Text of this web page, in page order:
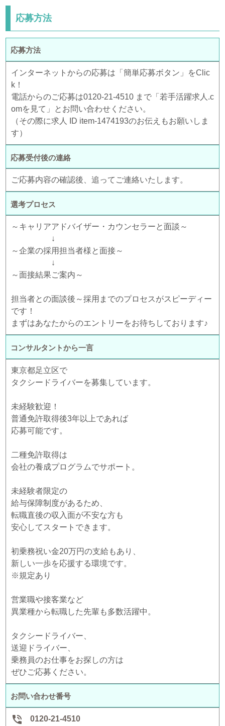
応募方法
応募方法
インターネットからの応募は「簡単応募ボタン」をClic
k！
電話からのご応募は0120-21-4510 まで「若手活躍求人.c
omを見て」とお問い合わせください。
（その際に求人 ID item-1474193のお伝えもお願いしま
す）
応募受付後の連絡
ご応募内容の確認後、追ってご連絡いたします。
選考プロセス
～キャリアアドバイザー・カウンセラーと面談～
↓
～企業の採用担当者様と面接～
↓
～面接結果ご案内～
担当者との面談後～採用までのプロセスがスピーディー
です！
まずはあなたからのエントリーをお待ちしております♪
コンサルタントから一言
東京都足立区で
タクシードライバーを募集しています。
未経験歓迎！
普通免許取得後3年以上であれば
応募可能です。
二種免許取得は
会社の養成プログラムでサポート。
未経験者限定の
給与保障制度があるため、
転職直後の収入面が不安な方も
安心してスタートできます。
初乗務祝い金20万円の支給もあり、
新しい一歩を応援する環境です。
※規定あり
営業職や接客業など
異業種から転職した先輩も多数活躍中。
タクシードライバー、
送迎ドライバー、
乗務員のお仕事をお探しの方は
ぜひご応募ください。
お問い合わせ番号
 0120-21-4510